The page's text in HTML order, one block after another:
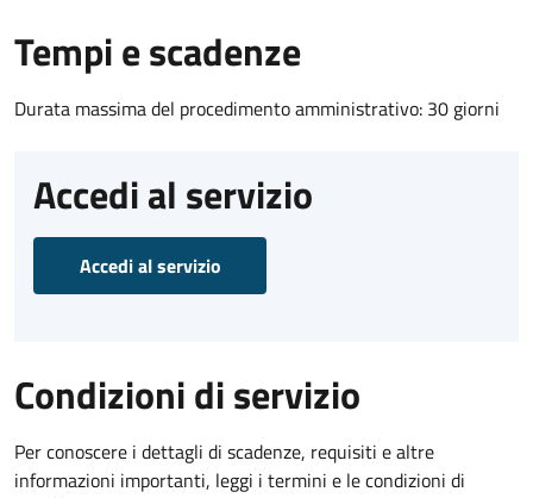
Tempi e scadenze
Durata massima del procedimento amministrativo: 30 giorni
Accedi al servizio
Accedi al servizio
Condizioni di servizio
Per conoscere i dettagli di scadenze, requisiti e altre
informazioni importanti, leggi i termini e le condizioni di